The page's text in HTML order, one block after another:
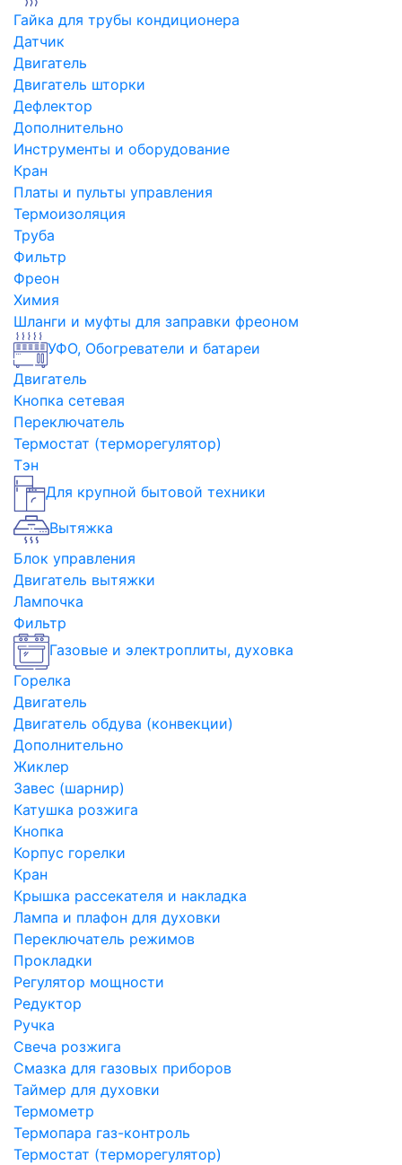
Гайка для трубы кондиционера
Датчик
Двигатель
Двигатель шторки
Дефлектор
Дополнительно
Инструменты и оборудование
Кран
Платы и пульты управления
Термоизоляция
Труба
Фильтр
Фреон
Химия
Шланги и муфты для заправки фреоном
УФО, Обогреватели и батареи
Двигатель
Кнопка сетевая
Переключатель
Термостат (терморегулятор)
Тэн
Для крупной бытовой техники
Вытяжка
Блок управления
Двигатель вытяжки
Лампочка
Фильтр
Газовые и электроплиты, духовка
Горелка
Двигатель
Двигатель обдува (конвекции)
Дополнительно
Жиклер
Завес (шарнир)
Катушка розжига
Кнопка
Корпус горелки
Кран
Крышка рассекателя и накладка
Лампа и плафон для духовки
Переключатель режимов
Прокладки
Регулятор мощности
Редуктор
Ручка
Свеча розжига
Смазка для газовых приборов
Таймер для духовки
Термометр
Термопара газ-контроль
Термостат (терморегулятор)